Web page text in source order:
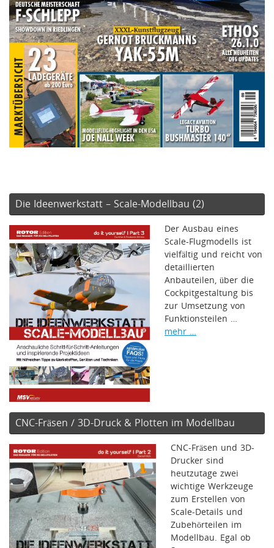
Die Ideenwerkstatt – Scale-Modellbau (2)
Der Ausbau eines
Scale-Flugmodells ist
vielfältig und reicht von
detaillierten
Anbauteilen, über die
Cockpitgestaltung bis
zur Umsetzung von
Funktionsteilen …
mehr …
CNC-Fräsen / 3D-Druck & Plotten im Modellbau
CNC-Fräsen und 3D-
Drucker sind
heutzutage zwei
wichtige Werkzeuge
zum Erstellen von
Scale-Details und
Zubehörteilen im
Modellbau. Egal ob